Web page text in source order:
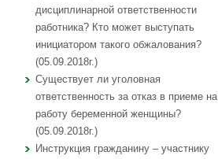
дисциплинарной ответственности
работника? Кто может выступать
инициатором такого обжалования?
(05.09.2018г.)
Существует ли уголовная
ответственность за отказ в приеме на
работу беременной женщины?
(05.09.2018г.)
Инструкция гражданину – участнику